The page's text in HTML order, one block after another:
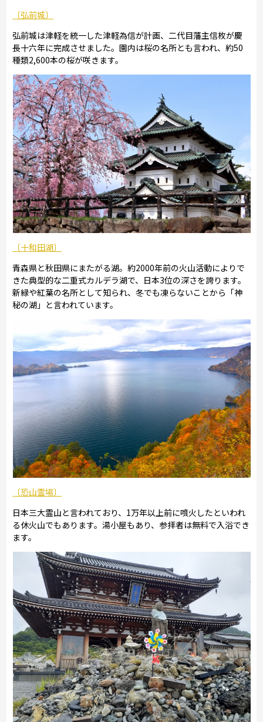
〔弘前城〕
弘前城は津軽を統一した津軽為信が計画、二代目藩主信枚が慶
長十六年に完成させました。園内は桜の名所とも言われ、約50
種類2,600本の桜が咲きます。
〔十和田湖〕
青森県と秋田県にまたがる湖。約2000年前の火山活動によりで
きた典型的な二重式カルデラ湖で、日本3位の深さを誇ります。
新緑や紅葉の名所として知られ、冬でも凍らないことから「神
秘の湖」と言われています。
〔恐山霊場〕
日本三大霊山と言われており、1万年以上前に噴火したといわれ
る休火山でもあります。湯小屋もあり、参拝者は無料で入浴でき
ます。